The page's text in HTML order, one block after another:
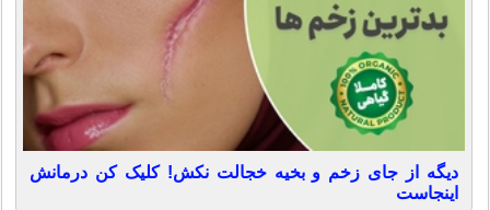
دیگه از جای زخم و بخیه خجالت نکش! کلیک کن درمانش
اینجاست